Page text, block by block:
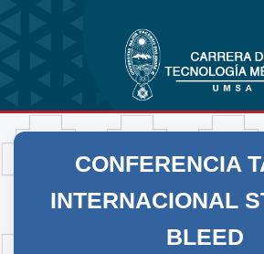
CONFERENCIA
INTERNACIONAL
BLEED